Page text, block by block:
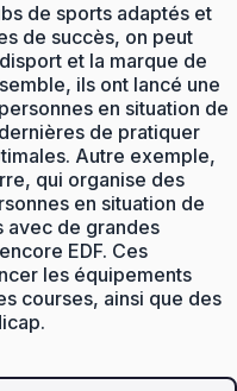
de sports adaptés et
de succès, on peut
et la marque de
ils ont lancé une
en situation de
de pratiquer
Autre exemple,
qui organise des
en situation de
avec de grandes
EDF. Ces
les équipements
courses, ainsi que des